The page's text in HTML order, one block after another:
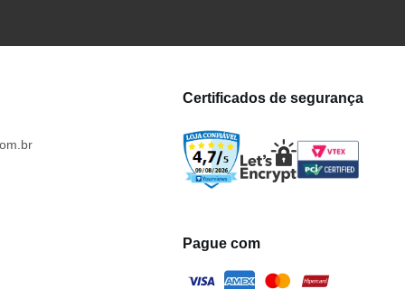
Certificados de segurança
Pague com